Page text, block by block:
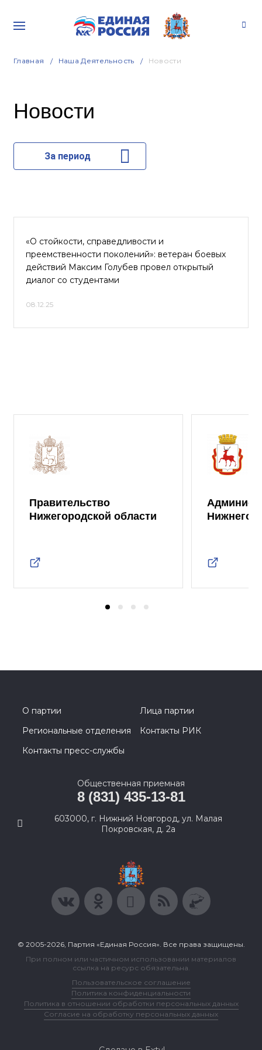
Главная Наша Деятельность Новости
Новости
За период
«О стойкости, справедливости и
преемственности поколений»: ветеран боевых
действий Максим Голубев провел открытый
диалог со студентами
08.12.25
Правительство
Нижегородской области
Нижнего
О партии
Лица партии
Региональные отделения
Контакты РИК
Контакты пресс-службы
Общественная приемная
8 (831) 435-13-81
603000, г. Нижний Новгород, ул. Малая
Покровская, д. 2а
© 2005-2026, Партия «Единая Россия». Все права защищены.
При полном или частичном использовании материалов
ссылка на ресурс обязательна.
Пользовательское соглашение
Политика конфиденциальности
Политика в отношении обработки персональных данных
Согласие на обработку персональных данных